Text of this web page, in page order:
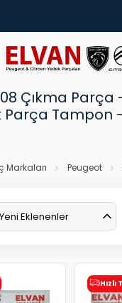
Çıkma Parça
Parça Tampon
Markaları Peugeot
Yeni Eklenenler